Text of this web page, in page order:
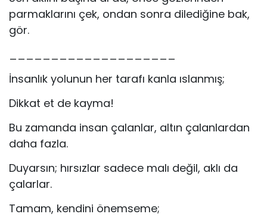
parmaklarını çek, ondan sonra dilediğine bak,
gör.
İnsanlık yolunun her tarafı kanla ıslanmış;
Dikkat et de kayma!
Bu zamanda insan çalanlar, altın çalanlardan
daha fazla.
Duyarsın; hırsızlar sadece malı değil, aklı da
çalarlar.
Tamam, kendini önemseme;